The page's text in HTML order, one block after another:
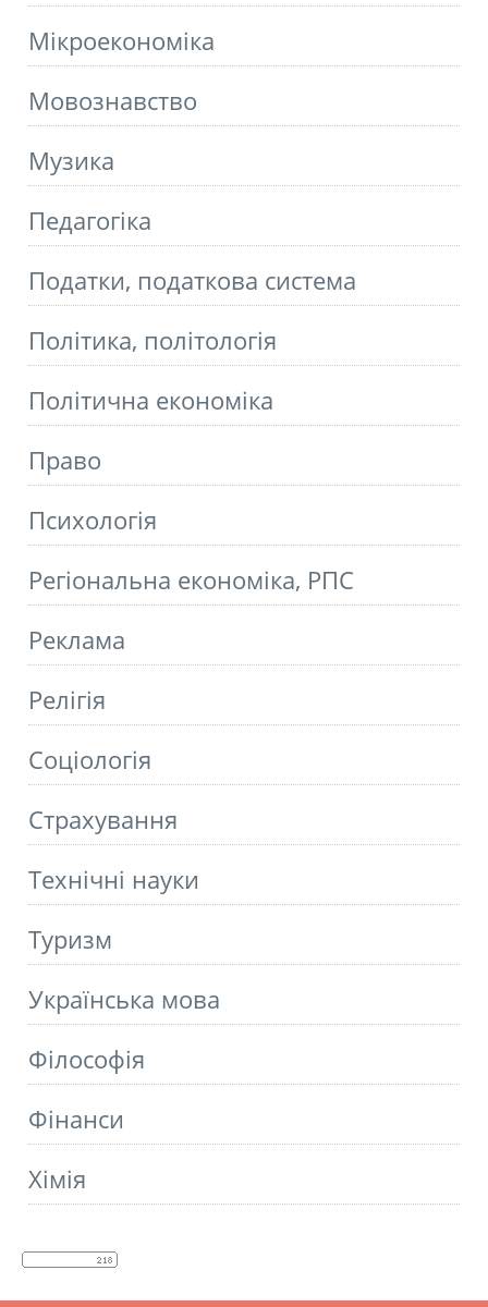
Мікроекономіка
Мовознавство
Музика
Педагогіка
Податки, податкова система
Політика, політологія
Політична економіка
Право
Психологія
Регіональна економіка, РПС
Реклама
Релігія
Соціологія
Страхування
Технічні науки
Туризм
Українська мова
Філософія
Фінанси
Хімія